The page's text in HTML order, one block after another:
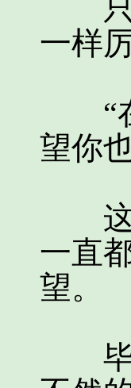
只
一样
“在
望你
这
一直
望。
毕